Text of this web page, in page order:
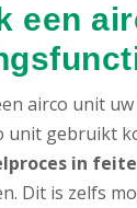
een
airco unit
unit gebruikt
in
Dit is zelfs